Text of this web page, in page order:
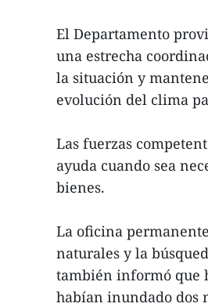
El Departamento
una estrecha
la situación y
evolución del clima
Las fuerzas
ayuda cuando sea
bienes.
La oficina
naturales y la
también informó que
habían inundado dos